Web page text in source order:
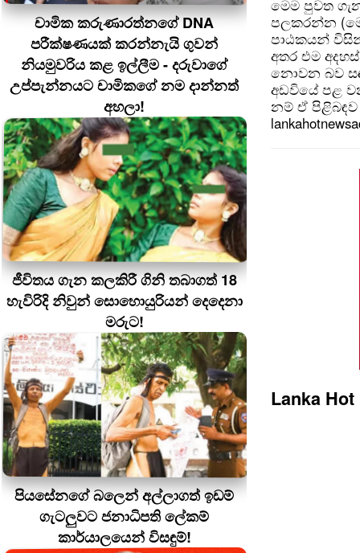
චාමික කරුණාරත්නගේ DNA
පරීක්ෂණයක් කරන්නැයි ගුවන්
නියමුවරිය කළ ඉල්ලීම - දරුවාගේ
උප්පැන්නයට චාමිකගේ නම දාන්නත්
අහලා!
ජීවිතය ගැන කලකිරී ගිනි තබාගත් 18
හැවිරිදි නිවුන් සොහොයුරියන් දෙදෙනා
මරුට!
පියසේනගේ බලෙන් අල්ලාගත් ඉඩම්
ගැටලුවට ජනාධිපති ලේකම්
කාර්යාලයෙන් විසඳුම්!
මෙම පුවත
පලකරන්න
පාඨකයන්
අතර එම
නොවන බව
අඩවියේ පළ
නම් ඒ පිළිබඳව
Lanka